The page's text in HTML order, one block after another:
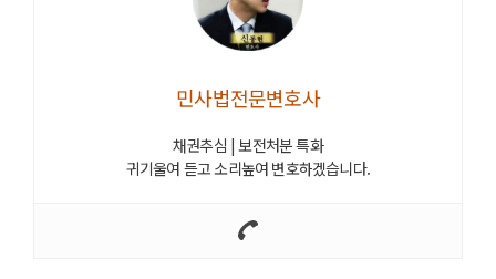
민사법전문변호사
채권추심 | 보전처분 특화
귀기울여 듣고 소리높여 변호하겠습니다.